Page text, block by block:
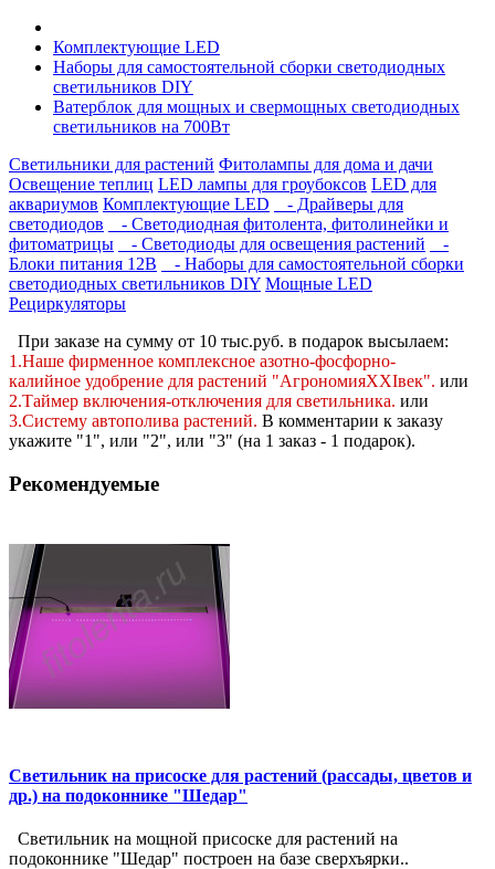
Комплектующие LED
Наборы для самостоятельной сборки светодиодных
светильников DIY
Ватерблок для мощных и свермощных светодиодных
светильников на 700Вт
Светильники для растений Фитолампы для дома и дачи
Освещение теплиц LED лампы для гроубоксов LED для
аквариумов Комплектующие LED
- Драйверы для
светодиодов
- Светодиодная фитолента, фитолинейки и
фитоматрицы
- Светодиоды для освещения растений
-
Блоки питания 12В
- Наборы для самостоятельной сборки
светодиодных светильников DIY Мощные LED
Рециркуляторы
При заказе на сумму от 10 тыс.руб. в подарок высылаем:
1.Наше фирменное комплексное азотно-фосфорно-
калийное удобрение для растений "АгрономияXXIвек". или
2.Таймер включения-отключения для светильника. или
3.Систему автополива растений. В комментарии к заказу
укажите "1", или "2", или "3" (на 1 заказ - 1 подарок).
Рекомендуемые
Светильник на присоске для растений (рассады, цветов и
др.) на подоконнике "Шедар"
Светильник на мощной присоске для растений на
подоконнике "Шедар" построен на базе сверхъярки..